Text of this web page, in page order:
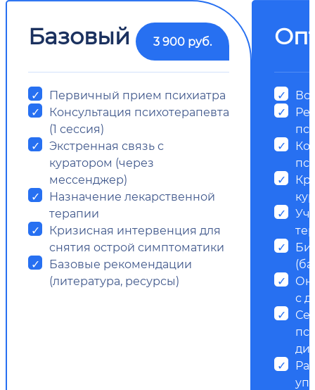
Базовый 3 900 руб.
Первичный прием психиатра
Консультация психотерапевта
(1 сессия)
Экстренная связь с
куратором (через
мессенджер)
Назначение лекарственной
терапии
Кризисная интервенция для
снятия острой симптоматики
Базовые рекомендации
(литература, ресурсы)
с